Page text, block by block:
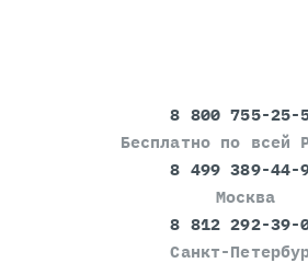
8 800 755-25-
Бесплатно по всей
8 499 389-44-
Москва
8 812 292-39-
Санкт-